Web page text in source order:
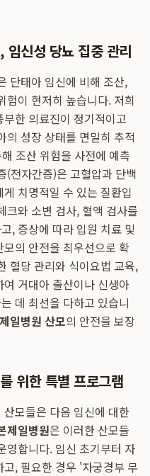
임신성 당뇨 집중 관리
단태아 임신에 비해 조산,
험이 현저히 높습니다. 저희
한 의료진이 정기적이고
의 성장 상태를 면밀히 추적
조산 위험을 사전에 예측
(전자간증)은 고혈압과 단백
치명적일 수 있는 질환입
크와 소변 검사, 혈액 검사를
, 증상에 따라 입원 치료 및
의 안전을 최우선으로 확
혈당 관리와 식이요법 교육,
거대아 출산이나 신생아
데 최선을 다하고 있습니
일병원 산모의 안전을 보장
위한 특별 프로그램
모들은 다음 임신에 대한
제일병원은 이러한 산모들
영합니다. 임신 초기부터 자
, 필요한 경우 '자궁경부 무